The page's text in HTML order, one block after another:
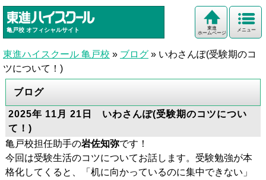
亀戸校 オフィシャルサイト メニュー
東進
ホームページ
東進ハイスクール 亀戸校 » ブログ » いわさんぽ(受験期のコ
ツについて！)
ブログ
2025年 11月 21日 いわさんぽ(受験期のコツについ
て！)
亀戸校担任助手の岩佐知弥です！
今回は受験生活のコツについてお話します。受験勉強が本
格化してくると、「机に向かっているのに集中できない」